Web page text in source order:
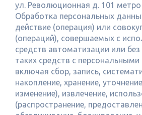
ул. Революционная д. 101 метро
Обработка персональных
действие (операция) или
(операций), совершаемых с
средств автоматизации или
таких средств с
включая сбор, запись,
накопление, хранение,
изменение), извлечение,
(распространение,